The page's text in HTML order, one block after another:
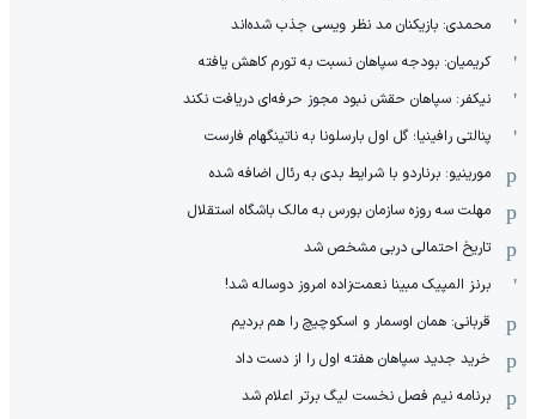
محمدی: بازیکنان مد نظر ویسی جذب شده‌اند
کریمیان: بودجه سپاهان نسبت به تورم کاهش یافته
نیکفر: سپاهان حقش نبود مجوز حرفه‌ای دریافت نکند
پنالتی رافینیا؛ گل اول بارسلونا به ناتینگهام فارست
مورینیو: برناردو با شرایط بدی به رئال اضافه شده
مهلت سه روزه سازمان بورس به مالک باشگاه استقلال
تاریخ احتمالی دربی مشخص شد
برنز المپیک مبینا نعمت‌زاده امروز دوساله شد!
قربانی: همان اوسمار و اسکوچیچ را هم بردیم
خرید جدید سپاهان هفته اول را از دست داد
برنامه نیم فصل نخست لیگ برتر اعلام شد